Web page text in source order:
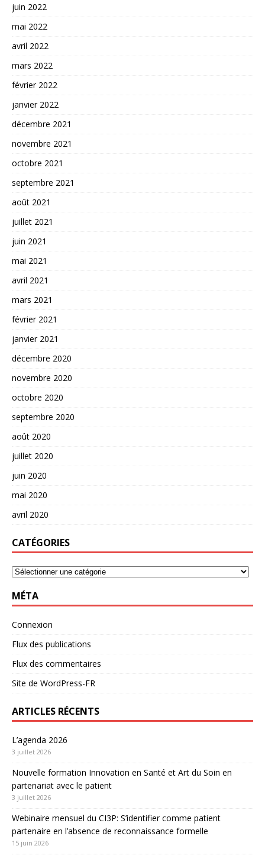
juin 2022
mai 2022
avril 2022
mars 2022
février 2022
janvier 2022
décembre 2021
novembre 2021
octobre 2021
septembre 2021
août 2021
juillet 2021
juin 2021
mai 2021
avril 2021
mars 2021
février 2021
janvier 2021
décembre 2020
novembre 2020
octobre 2020
septembre 2020
août 2020
juillet 2020
juin 2020
mai 2020
avril 2020
CATÉGORIES
MÉTA
Connexion
Flux des publications
Flux des commentaires
Site de WordPress-FR
ARTICLES RÉCENTS
L’agenda 2026
3 juillet 2026
Nouvelle formation Innovation en Santé et Art du Soin en
partenariat avec le patient
3 juillet 2026
Webinaire mensuel du CI3P: S’identifier comme patient
partenaire en l’absence de reconnaissance formelle
15 juin 2026